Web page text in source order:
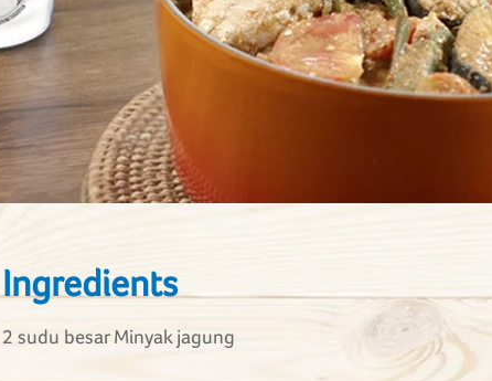
Ingredients
2 sudu besar Minyak jagung